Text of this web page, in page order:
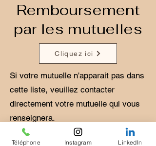
Remboursement
par les mutuelles
Cliquez ici
Si votre mutuelle n'apparait pas dans
cette liste, veuillez contacter
directement votre mutuelle qui vous
renseignera.
Téléphone Instagram LinkedIn